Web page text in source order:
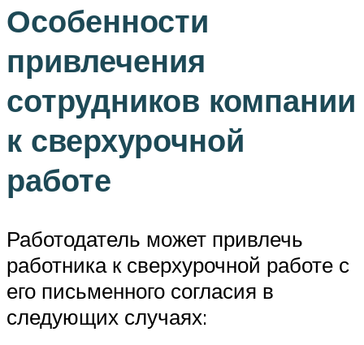
Особенности
привлечения
сотрудников компании
к сверхурочной
работе
Работодатель может привлечь
работника к сверхурочной работе с
его письменного согласия в
следующих случаях: